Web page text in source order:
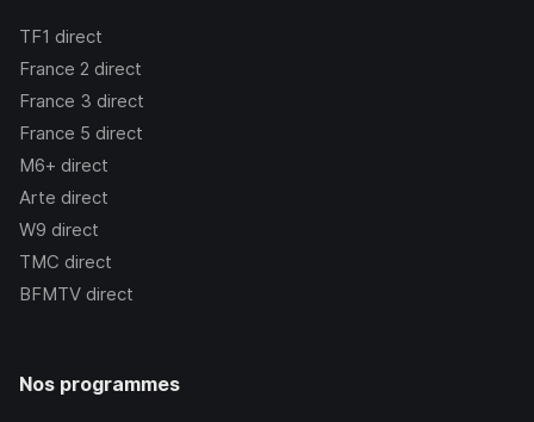
TF1 direct
France 2 direct
France 3 direct
France 5 direct
M6+ direct
Arte direct
W9 direct
TMC direct
BFMTV direct
Nos programmes